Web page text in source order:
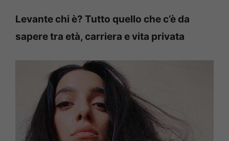
Levante chi è? Tutto quello che c’è da
sapere tra età, carriera e vita privata